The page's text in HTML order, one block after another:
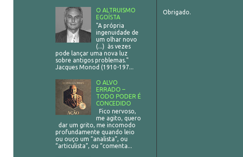
Obrigado.
O ALTRUISMO
EGOÍSTA
"A própria
ingenuidade de
um olhar novo
(...) às vezes
pode lançar uma nova luz
sobre antigos problemas."
Jacques Monod (1910-197...
O ALVO
ERRADO –
TODO PODER É
CONCEDIDO
Fico nervoso,
me agito, quero
dar um grito, me incomodo
profundamente quando leio
ou ouço um “analista”, ou
“articulista”, ou “comenta...